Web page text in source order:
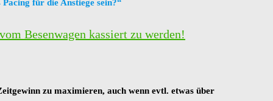
für die Anstiege sein?“
Besenwagen kassiert zu werden!
zu maximieren, auch wenn evtl. etwas über